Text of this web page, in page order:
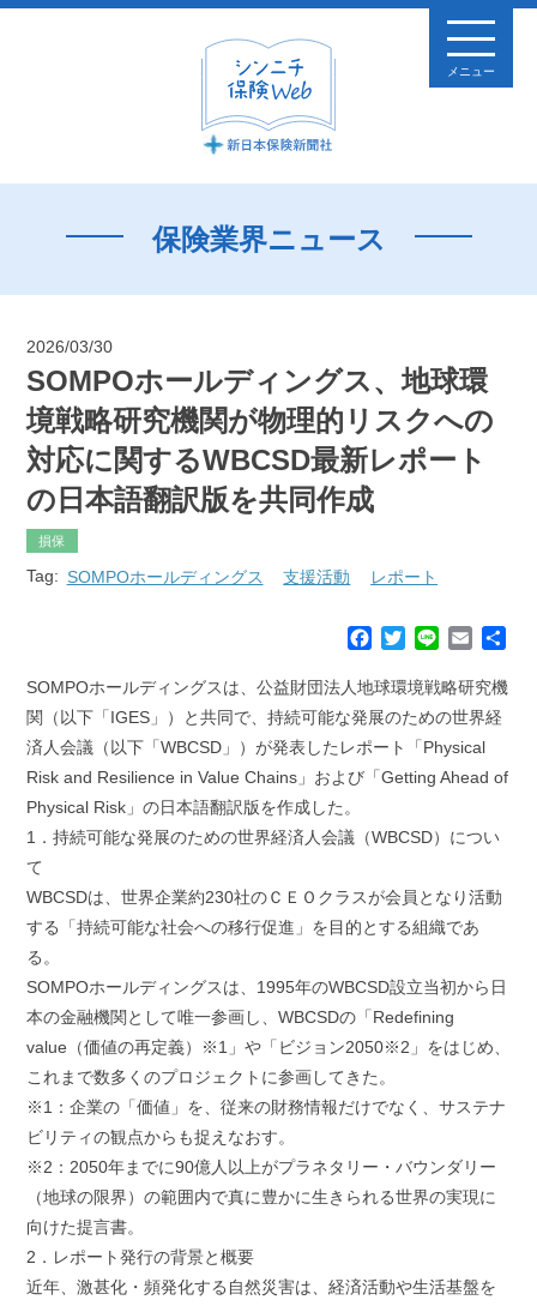
メニュー
保険業界ニュース
2026/03/30
SOMPOホールディングス、地球環
境戦略研究機関が物理的リスクへの
対応に関するWBCSD最新レポート
の日本語翻訳版を共同作成
損保
Tag: SOMPOホールディングス 支援活動 レポート
c
e
o
T
i
t
r
n
e
E
a
i
SOMPOホールディングスは、公益財団法人地球環境戦略研究機
関（以下「IGES」）と共同で、持続可能な発展のための世界経
済人会議（以下「WBCSD」）が発表したレポート「Physical
Risk and Resilience in Value Chains」および「Getting Ahead of
Physical Risk」の日本語翻訳版を作成した。
1．持続可能な発展のための世界経済人会議（WBCSD）につい
て
WBCSDは、世界企業約230社のＣＥＯクラスが会員となり活動
する「持続可能な社会への移行促進」を目的とする組織であ
る。
SOMPOホールディングスは、1995年のWBCSD設立当初から日
本の金融機関として唯一参画し、WBCSDの「Redefining
value（価値の再定義）※1」や「ビジョン2050※2」をはじめ、
これまで数多くのプロジェクトに参画してきた。
※1：企業の「価値」を、従来の財務情報だけでなく、サステナ
ビリティの観点からも捉えなおす。
※2：2050年までに90億人以上がプラネタリー・バウンダリー
（地球の限界）の範囲内で真に豊かに生きられる世界の実現に
向けた提言書。
2．レポート発行の背景と概要
近年、激甚化・頻発化する自然災害は、経済活動や生活基盤を